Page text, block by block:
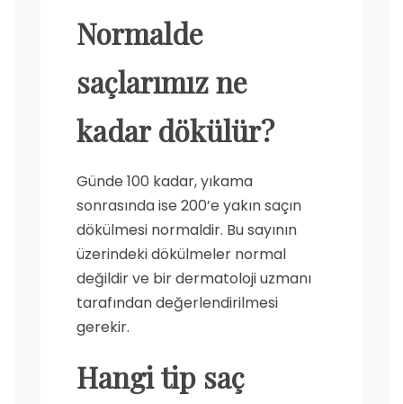
Normalde
saçlarımız ne
kadar dökülür?
Günde 100 kadar, yıkama
sonrasında ise 200’e yakın saçın
dökülmesi normaldir. Bu sayının
üzerindeki dökülmeler normal
değildir ve bir dermatoloji uzmanı
tarafından değerlendirilmesi
gerekir.
Hangi tip saç